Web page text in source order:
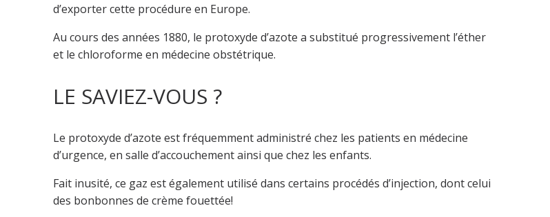
d’exporter cette procédure en Europe.
Au cours des années 1880, le protoxyde d’azote a substitué progressivement l’éther
et le chloroforme en médecine obstétrique.
LE SAVIEZ-VOUS ?
Le protoxyde d’azote est fréquemment administré chez les patients en médecine
d’urgence, en salle d’accouchement ainsi que chez les enfants.
Fait inusité, ce gaz est également utilisé dans certains procédés d’injection, dont celui
des bonbonnes de crème fouettée!